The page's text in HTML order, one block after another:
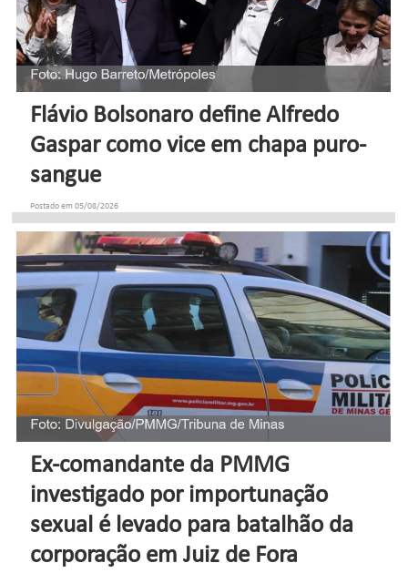
Flávio Bolsonaro define Alfredo
Gaspar como vice em chapa puro-
sangue
Postado em 05/08/2026
Ex-comandante da PMMG
investigado por importunação
sexual é levado para batalhão da
corporação em Juiz de Fora